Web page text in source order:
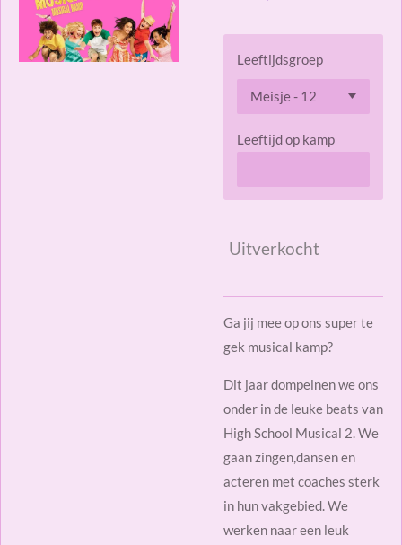
Leeftijdsgroep
Leeftijd op kamp
Uitverkocht
Ga jij mee op ons super te
gek musical kamp?
Dit jaar dompelnen we ons
onder in de leuke beats van
High School Musical 2. We
gaan zingen,dansen en
acteren met coaches sterk
in hun vakgebied. We
werken naar een leuk